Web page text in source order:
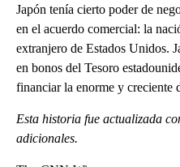
Japón tenía cierto poder de
en el acuerdo comercial: la
extranjero de Estados Unidos.
en bonos del Tesoro
financiar la enorme y creciente
Esta historia fue actualizada
adicionales.